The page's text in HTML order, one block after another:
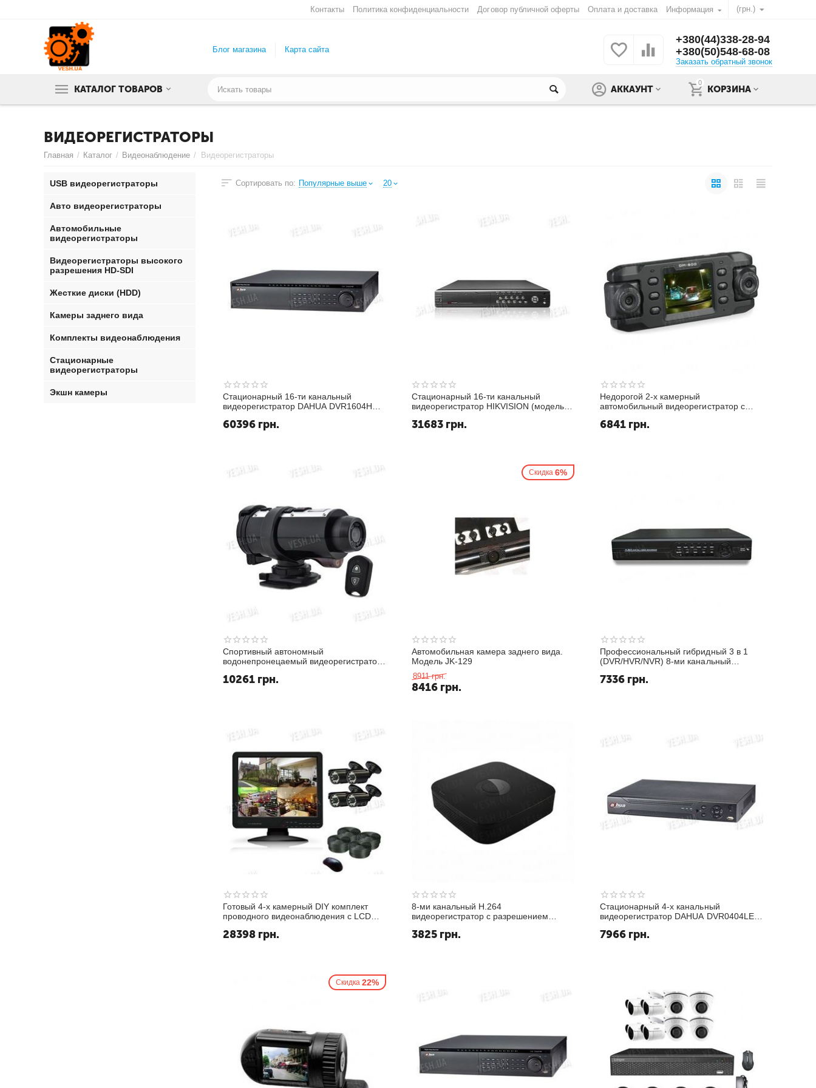
(грн.)
Контакты Политика конфиденциальности Договор публичной оферты Оплата и доставка Информация
Блог магазина Карта сайта
+380(44)338-28-94
+380(50)548-68-08
Заказать обратный звонок
КАТАЛОГ ТОВАРОВ
0
КОРЗИНА
АККАУНТ
ВИДЕОРЕГИСТРАТОРЫ
Главная / Каталог / Видеонаблюдение / Видеорегистраторы
Сортировать по: Популярные выше 20
Cтационарный 16-ти канальный
видеорегистратор DAHUA DVR1604HE-
60396 грн.
Стационарный 16-ти канальный
видеорегистратор HIKVISION (модель
31683 грн.
Недорогой 2-х камерный
автомобильный видеорегистратор с
дюймовым LCD монитором и G-
6841 грн.
Спортивный автономный
водонепронецаемый видеорегистратор
1280x720@30FPS с пультом ДУ (модель
10261 грн.
Скидка 6%
Автомобильная камера заднего вида.
Модель JK-129
8911 грн.
8416 грн.
Профессиональный гибридный 3 в 1
(DVR/HVR/NVR) 8-ми канальный
каналов) с поддержкой цифровых IP
7336 грн.
Готовый 4-х камерный DIY комплект
проводного видеонаблюдения с LCD
для самостоятельной установки (4
28398 грн.
8-ми канальный H.264
видеорегистратор с разрешением
VGA, сеть, USB, мышь (модель DVR
3825 грн.
Стационарный 4-х канальный
видеорегистратор DAHUA DVR0404LE-
7966 грн.
Скидка 22%
USB видеорегистраторы
Авто видеорегистраторы
Автомобильные
видеорегистраторы
Видеорегистраторы высокого
разрешения HD-SDI
Жесткие диски (HDD)
Камеры заднего вида
Комплекты видеонаблюдения
Стационарные
видеорегистраторы
Экшн камеры